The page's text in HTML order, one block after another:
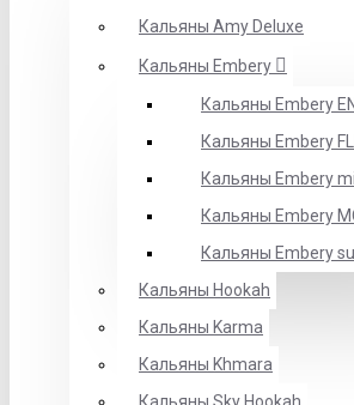
Кальяны Amy Deluxe
Кальяны Embery
Кальяны Embery
Кальяны Embery
Кальяны Embery
Кальяны Embery
Кальяны Embery
Кальяны Hookah
Кальяны Karma
Кальяны Khmara